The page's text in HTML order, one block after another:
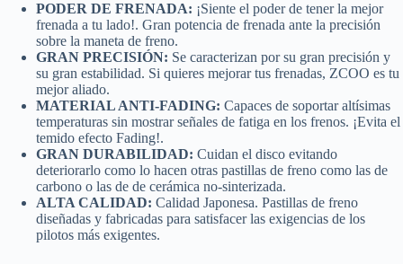
PODER DE FRENADA: ¡Siente el poder de tener la mejor
frenada a tu lado!. Gran potencia de frenada ante la precisión
sobre la maneta de freno.
GRAN PRECISIÓN: Se caracterizan por su gran precisión y
su gran estabilidad. Si quieres mejorar tus frenadas, ZCOO es tu
mejor aliado.
MATERIAL ANTI-FADING: Capaces de soportar altísimas
temperaturas sin mostrar señales de fatiga en los frenos. ¡Evita el
temido efecto Fading!.
GRAN DURABILIDAD: Cuidan el disco evitando
deteriorarlo como lo hacen otras pastillas de freno como las de
carbono o las de de cerámica no-sinterizada.
ALTA CALIDAD: Calidad Japonesa. Pastillas de freno
diseñadas y fabricadas para satisfacer las exigencias de los
pilotos más exigentes.